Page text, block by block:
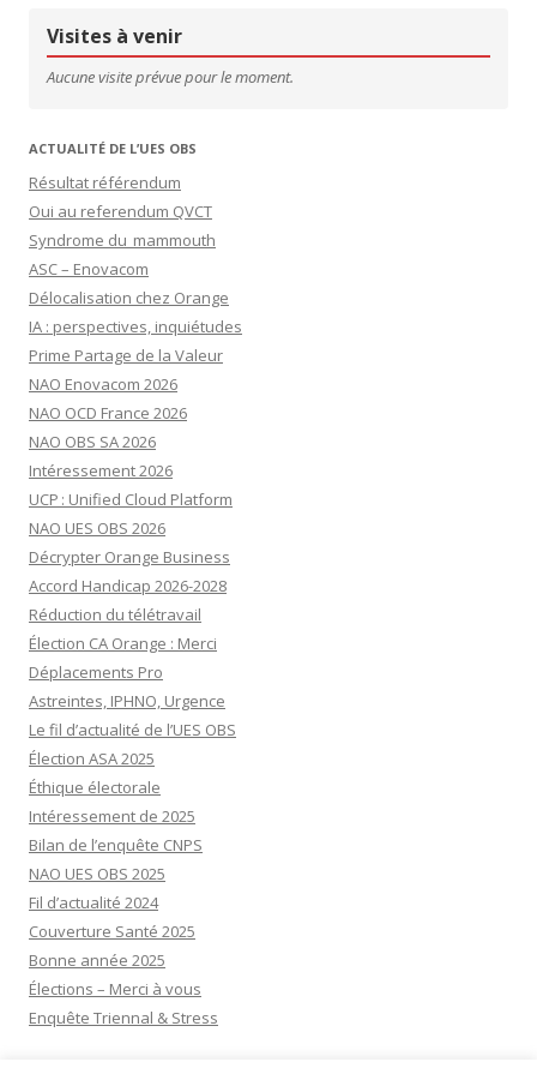
Visites à venir
Aucune visite prévue pour le moment.
ACTUALITÉ DE L’UES OBS
Résultat référendum
Oui au referendum QVCT
Syndrome du mammouth
ASC – Enovacom
Délocalisation chez Orange
IA : perspectives, inquiétudes
Prime Partage de la Valeur
NAO Enovacom 2026
NAO OCD France 2026
NAO OBS SA 2026
Intéressement 2026
UCP : Unified Cloud Platform
NAO UES OBS 2026
Décrypter Orange Business
Accord Handicap 2026-2028
Réduction du télétravail
Élection CA Orange : Merci
Déplacements Pro
Astreintes, IPHNO, Urgence
Le fil d’actualité de l’UES OBS
Élection ASA 2025
Éthique électorale
Intéressement de 2025
Bilan de l’enquête CNPS
NAO UES OBS 2025
Fil d’actualité 2024
Couverture Santé 2025
Bonne année 2025
Élections – Merci à vous
Enquête Triennal & Stress